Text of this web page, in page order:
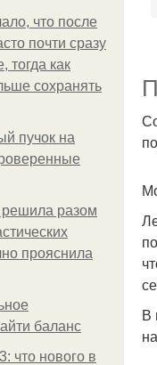
что после
почти сразу
тогда как
сохранять
пучок на
разом
прояснила
баланс
что нового в
В